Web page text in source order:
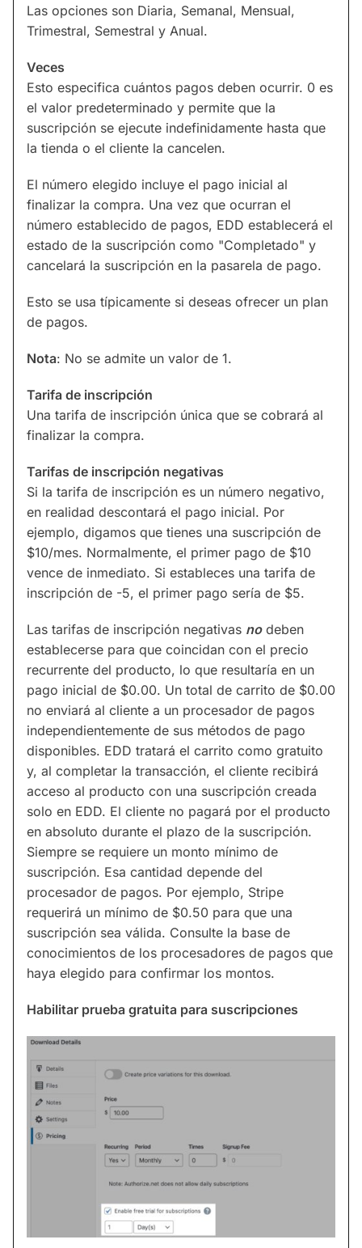
Las opciones son Diaria, Semanal, Mensual,
Trimestral, Semestral y Anual.
Veces
Esto especifica cuántos pagos deben ocurrir. 0 es
el valor predeterminado y permite que la
suscripción se ejecute indefinidamente hasta que
la tienda o el cliente la cancelen.
El número elegido incluye el pago inicial al
finalizar la compra. Una vez que ocurran el
número establecido de pagos, EDD establecerá el
estado de la suscripción como "Completado" y
cancelará la suscripción en la pasarela de pago.
Esto se usa típicamente si deseas ofrecer un plan
de pagos.
Nota: No se admite un valor de 1.
Tarifa de inscripción
Una tarifa de inscripción única que se cobrará al
finalizar la compra.
Tarifas de inscripción negativas
Si la tarifa de inscripción es un número negativo,
en realidad descontará el pago inicial. Por
ejemplo, digamos que tienes una suscripción de
$10/mes. Normalmente, el primer pago de $10
vence de inmediato. Si estableces una tarifa de
inscripción de -5, el primer pago sería de $5.
Las tarifas de inscripción negativas nodeben
establecerse para que coincidan con el precio
recurrente del producto, lo que resultaría en un
pago inicial de $0.00. Un total de carrito de $0.00
no enviará al cliente a un procesador de pagos
independientemente de sus métodos de pago
disponibles. EDD tratará el carrito como gratuito
y, al completar la transacción, el cliente recibirá
acceso al producto con una suscripción creada
solo en EDD. El cliente no pagará por el producto
en absoluto durante el plazo de la suscripción.
Siempre se requiere un monto mínimo de
suscripción. Esa cantidad depende del
procesador de pagos. Por ejemplo, Stripe
requerirá un mínimo de $0.50 para que una
suscripción sea válida. Consulte la base de
conocimientos de los procesadores de pagos que
haya elegido para confirmar los montos.
Habilitar prueba gratuita para suscripciones